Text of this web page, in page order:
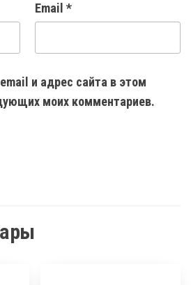
Email *
и адрес сайта в этом
моих комментариев.